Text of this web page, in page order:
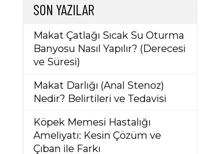
SON YAZILAR
Makat Çatlağı Sıcak Su Oturma
Banyosu Nasıl Yapılır? (Derecesi
ve Süresi)
Makat Darlığı (Anal Stenoz)
Nedir? Belirtileri ve Tedavisi
Köpek Memesi Hastalığı
Ameliyatı: Kesin Çözüm ve
Çıban ile Farkı